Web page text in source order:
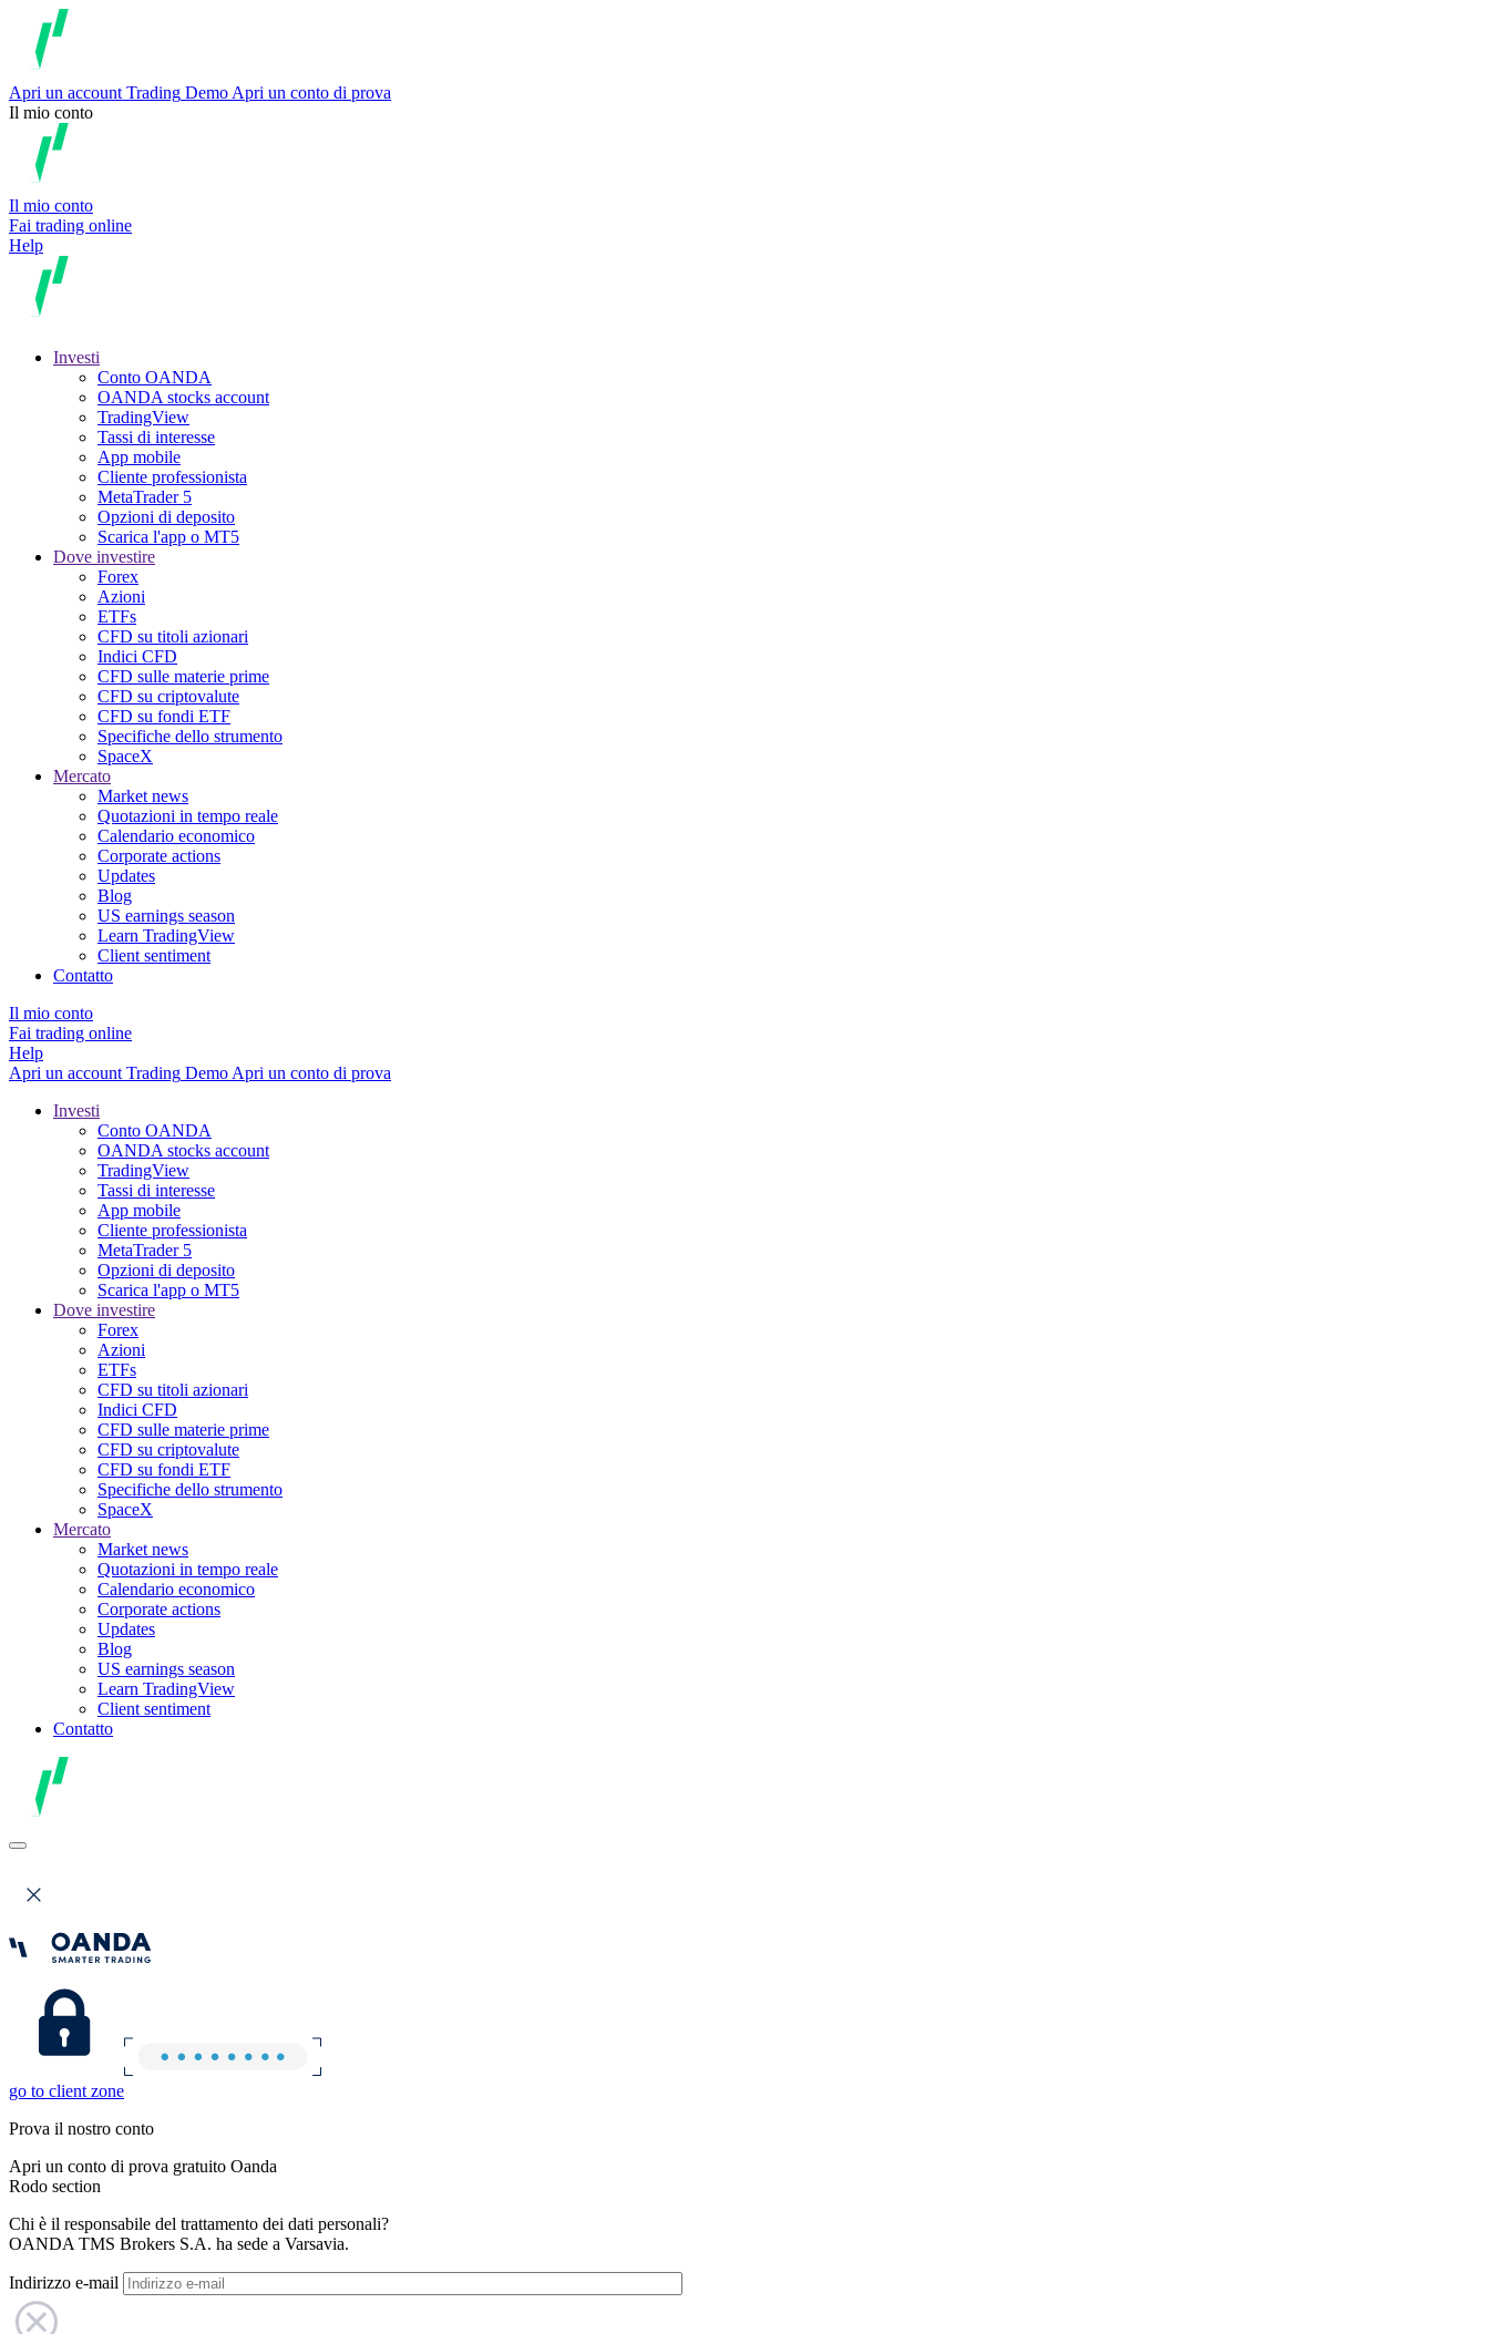
Apri un account Trading Demo Apri un conto di prova
Il mio conto
Il mio conto
Fai trading online
Help
Investi
Conto OANDA
OANDA stocks account
TradingView
Tassi di interesse
App mobile
Cliente professionista
MetaTrader 5
Opzioni di deposito
Scarica l'app o MT5
Dove investire
Forex
Azioni
ETFs
CFD su titoli azionari
Indici CFD
CFD sulle materie prime
CFD su criptovalute
CFD su fondi ETF
Specifiche dello strumento
SpaceX
Mercato
Market news
Quotazioni in tempo reale
Calendario economico
Corporate actions
Updates
Blog
US earnings season
Learn TradingView
Client sentiment
Contatto
Il mio conto
Fai trading online
Help
Apri un account Trading Demo Apri un conto di prova
Investi
Conto OANDA
OANDA stocks account
TradingView
Tassi di interesse
App mobile
Cliente professionista
MetaTrader 5
Opzioni di deposito
Scarica l'app o MT5
Dove investire
Forex
Azioni
ETFs
CFD su titoli azionari
Indici CFD
CFD sulle materie prime
CFD su criptovalute
CFD su fondi ETF
Specifiche dello strumento
SpaceX
Mercato
Market news
Quotazioni in tempo reale
Calendario economico
Corporate actions
Updates
Blog
US earnings season
Learn TradingView
Client sentiment
Contatto
go to client zone
Prova il nostro conto
Apri un conto di prova gratuito Oanda
Rodo section
Chi è il responsabile del trattamento dei dati personali?
OANDA TMS Brokers S.A. ha sede a Varsavia.
Indirizzo e-mail